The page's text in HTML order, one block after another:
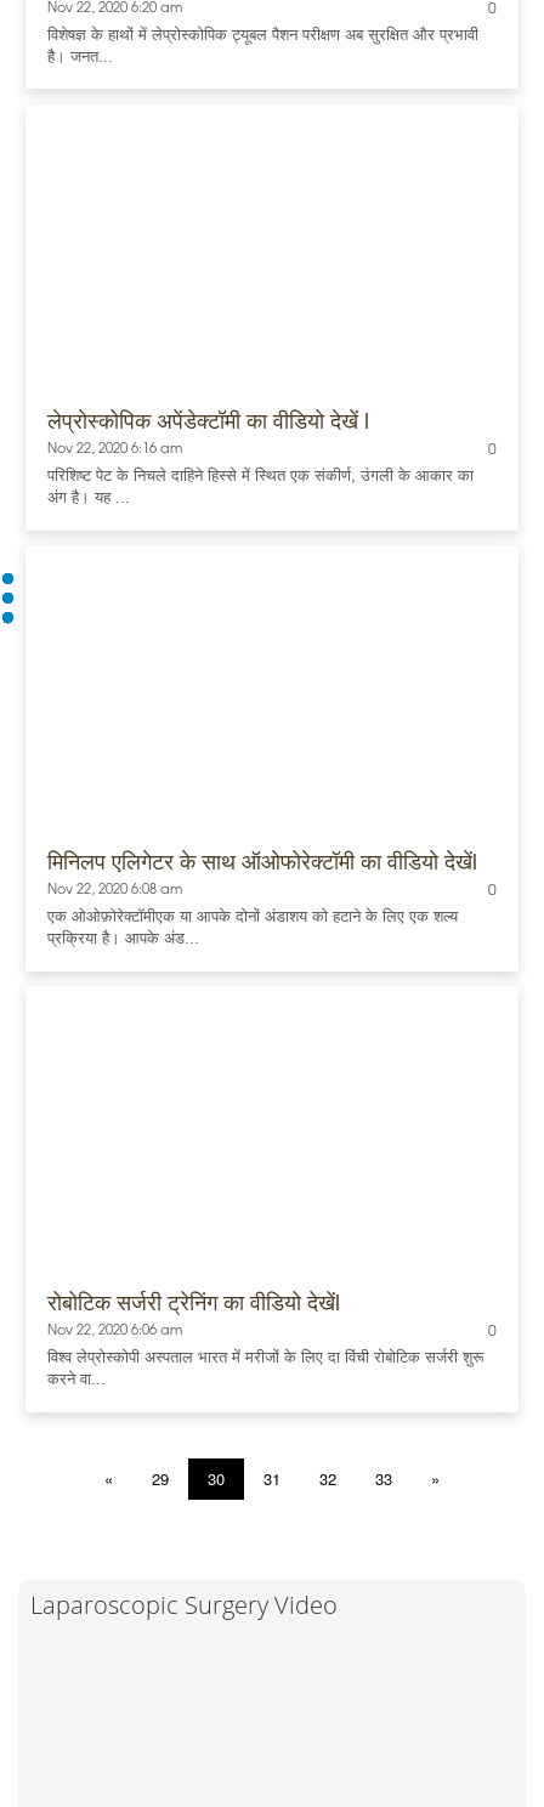
Nov 22, 2020 6:20 am 0
विशेषज्ञ के हाथों में लेप्रोस्कोपिक ट्यूबल पैशन परीक्षण अब सुरक्षित और प्रभावी
है। जनत...
लेप्रोस्कोपिक अपेंडेक्टॉमी का वीडियो देखें l
Nov 22, 2020 6:16 am 0
परिशिष्ट पेट के निचले दाहिने हिस्से में स्थित एक संकीर्ण, उंगली के आकार का
अंग है। यह ...
मिनिलप एलिगेटर के साथ ऑओफोरेक्टॉमी का वीडियो देखेंl
Nov 22, 2020 6:08 am 0
एक ओओफ़ोरेक्टॉमीएक या आपके दोनों अंडाशय को हटाने के लिए एक शल्य
प्रक्रिया है। आपके अंड...
रोबोटिक सर्जरी ट्रेनिंग का वीडियो देखेंl
Nov 22, 2020 6:06 am 0
विश्व लेप्रोस्कोपी अस्पताल भारत में मरीजों के लिए दा विंची रोबोटिक सर्जरी शुरू
करने वा...
« 29 30 31 32 33 »
Laparoscopic Surgery Video